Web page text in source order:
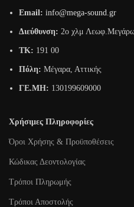
Email: info@mega-sound.gr
Διεύθυνση: 2o χλμ
TK: 191 00
Πόλη: Μέγαρα, Αττικής
ΓΕ.ΜΗ: 130199609000
Χρήσιμες Πληροφορίες
Όροι Χρήσης & Προϋποθέσεις
Κώδικας Δεοντολογίας
Τρόποι Πληρωμής
Τρόποι Αποστολής